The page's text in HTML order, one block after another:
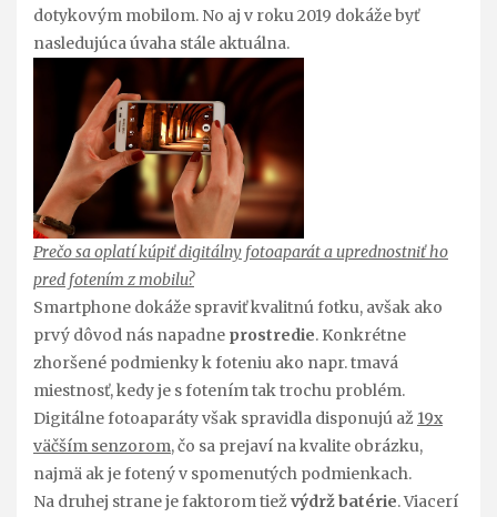
dotykovým mobilom. No aj v roku 2019 dokáže byť
nasledujúca úvaha stále aktuálna.
Prečo sa oplatí kúpiť digitálny fotoaparát a uprednostniť ho
pred fotením z mobilu?
Smartphone dokáže spraviť kvalitnú fotku, avšak ako
prvý dôvod nás napadne prostredie. Konkrétne
zhoršené podmienky k foteniu ako napr. tmavá
miestnosť, kedy je s fotením tak trochu problém.
Digitálne fotoaparáty však spravidla disponujú až 19x
väčším senzorom, čo sa prejaví na kvalite obrázku,
najmä ak je fotený v spomenutých podmienkach.
Na druhej strane je faktorom tiež výdrž batérie. Viacerí